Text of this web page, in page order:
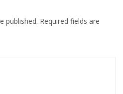
published. Required fields are